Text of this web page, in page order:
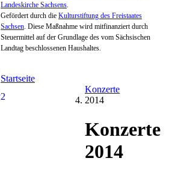
Landeskirche Sachsens.
Gefördert durch die Kulturstiftung des Freistaates
Sachsen. Diese Maßnahme wird mitfinanziert durch
Steuermittel auf der Grundlage des vom Sächsischen
Landtag beschlossenen Haushaltes.
Startseite
Konzerte
2014
Konzerte
2014